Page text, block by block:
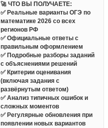
🚀 ЧТО ВЫ ПОЛУЧАЕТЕ:
✅ Реальные варианты ОГЭ по
математике 2026 со всех
регионов РФ
✅ Официальные ответы с
правильным оформлением
✅ Подробные разборы заданий
с объяснениями решений
✅ Критерии оценивания
(включая задания с
развёрнутым ответом)
✅ Анализ типичных ошибок и
сложных моментов
✅ Регулярные обновления при
появлении новых вариантов